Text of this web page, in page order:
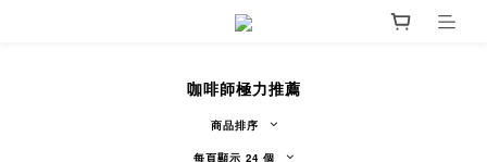
咖啡師極力推薦
商品排序
每頁顯示 24 個